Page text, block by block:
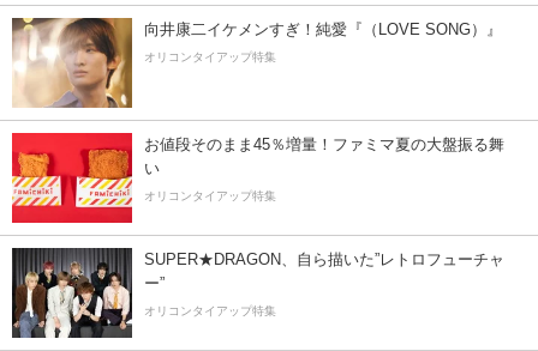
向井康二イケメンすぎ！純愛『（LOVE SONG）』
オリコンタイアップ特集
お値段そのまま45％増量！ファミマ夏の大盤振る舞
い
オリコンタイアップ特集
SUPER★DRAGON、自ら描いた”レトロフューチャ
ー”
オリコンタイアップ特集